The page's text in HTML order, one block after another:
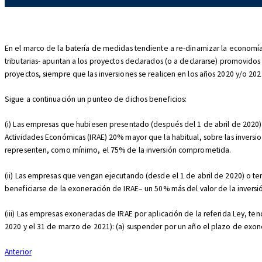
En el marco de la batería de medidas tendiente a re-dinamizar la
tributarias- apuntan a los proyectos declarados (o a declararse)
proyectos, siempre que las inversiones se realicen en los años 2020 y/o
Sigue a continuación un punteo de dichos beneficios:
(i) Las empresas que hubiesen presentado (después del 1 de abril de
Actividades Económicas (IRAE) 20% mayor que la habitual, sobre las
representen, como mínimo, el 75% de la inversión comprometida.
(ii) Las empresas que vengan ejecutando (desde el 1 de abril de 2020) o
beneficiarse de la exoneración de IRAE– un 50% más del valor de la
(iii) Las empresas exoneradas de IRAE por aplicación de la referida Ley,
2020 y el 31 de marzo de 2021): (a) suspender por un año el plazo de
Navegación
Anterior